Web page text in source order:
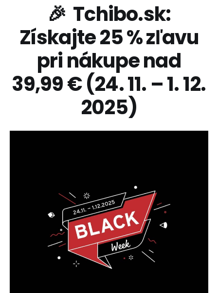
🎉 Tchibo.sk:
Získajte 25 % zľavu
pri nákupe nad
39,99 € (24. 11. – 1. 12.
2025)